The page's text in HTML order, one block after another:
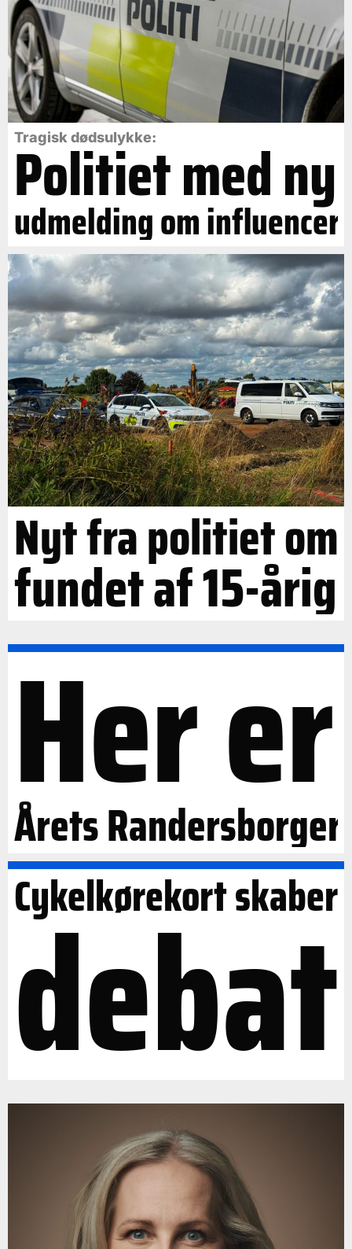
Tragisk dødsulykke:
Politiet med ny
udmelding om influencer
Nyt fra politiet om
fundet af 15-årig
Her er
Årets Randersborger
Cykelkørekort skaber
debat